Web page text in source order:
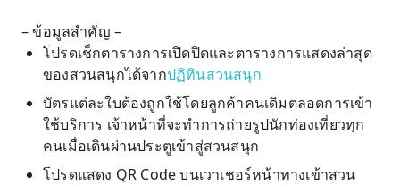
– ข้อมูลสำคัญ –
โปรดเช็กตารางการเปิดปิดและตารางการแสดงล่าสุด
ของสวนสนุกได้จากปฏิทินสวนสนุก
บัตรแต่ละใบต้องถูกใช้โดยลูกค้าคนเดิมตลอดการเข้า
ใช้บริการ เจ้าหน้าที่จะทำการถ่ายรูปนักท่องเที่ยวทุก
คนเมื่อเดินผ่านประตูเข้าสู่สวนสนุก
โปรดแสดง QR Code บนเวาเชอร์หน้าทางเข้าสวน